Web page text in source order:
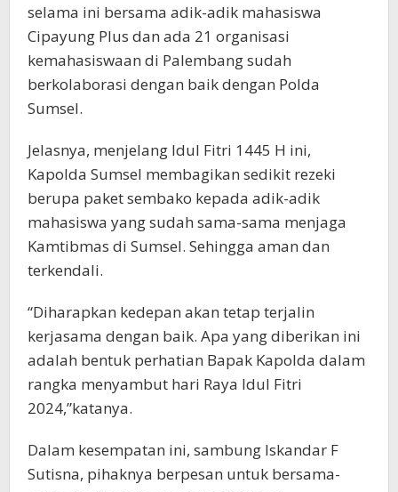
selama ini bersama adik-adik mahasiswa
Cipayung Plus dan ada 21 organisasi
kemahasiswaan di Palembang sudah
berkolaborasi dengan baik dengan Polda
Sumsel.
Jelasnya, menjelang Idul Fitri 1445 H ini,
Kapolda Sumsel membagikan sedikit rezeki
berupa paket sembako kepada adik-adik
mahasiswa yang sudah sama-sama menjaga
Kamtibmas di Sumsel. Sehingga aman dan
terkendali.
“Diharapkan kedepan akan tetap terjalin
kerjasama dengan baik. Apa yang diberikan ini
adalah bentuk perhatian Bapak Kapolda dalam
rangka menyambut hari Raya Idul Fitri
2024,”katanya.
Dalam kesempatan ini, sambung Iskandar F
Sutisna, pihaknya berpesan untuk bersama-